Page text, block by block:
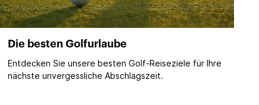
Die besten Golfurlaube
Entdecken Sie unsere besten Golf-Reiseziele für Ihre
nächste unvergessliche Abschlagszeit.